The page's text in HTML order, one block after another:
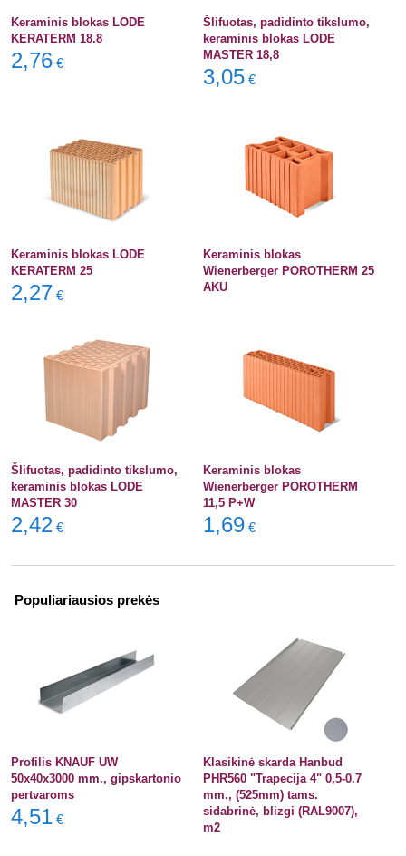
Keraminis blokas LODE
KERATERM 18.8
2,76 €
Šlifuotas, padidinto tikslumo,
keraminis blokas LODE
MASTER 18,8
3,05 €
Keraminis blokas LODE
KERATERM 25
2,27 €
Keraminis blokas
Wienerberger POROTHERM 25
AKU
Šlifuotas, padidinto tikslumo,
keraminis blokas LODE
MASTER 30
2,42 €
Keraminis blokas
Wienerberger POROTHERM
11,5 P+W
1,69 €
Populiariausios prekės
Profilis KNAUF UW
50x40x3000 mm., gipskartonio
pertvaroms
4,51 €
Klasikinė skarda Hanbud
PHR560 "Trapecija 4" 0,5-0.7
mm., (525mm) tams.
sidabrinė, blizgi (RAL9007),
m2